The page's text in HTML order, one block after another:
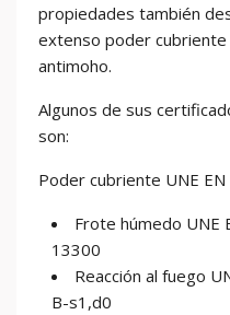
propiedades también
extenso poder cubriente
antimoho.
Algunos de sus
son:
Poder cubriente UNE
Frote húmedo UNE
13300
Reacción al fuego
B-s1,d0